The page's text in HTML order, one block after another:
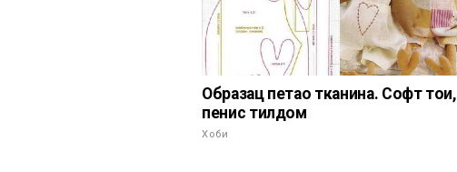
Образац петао тканина. Софт тои,
пенис тилдом
Хоби